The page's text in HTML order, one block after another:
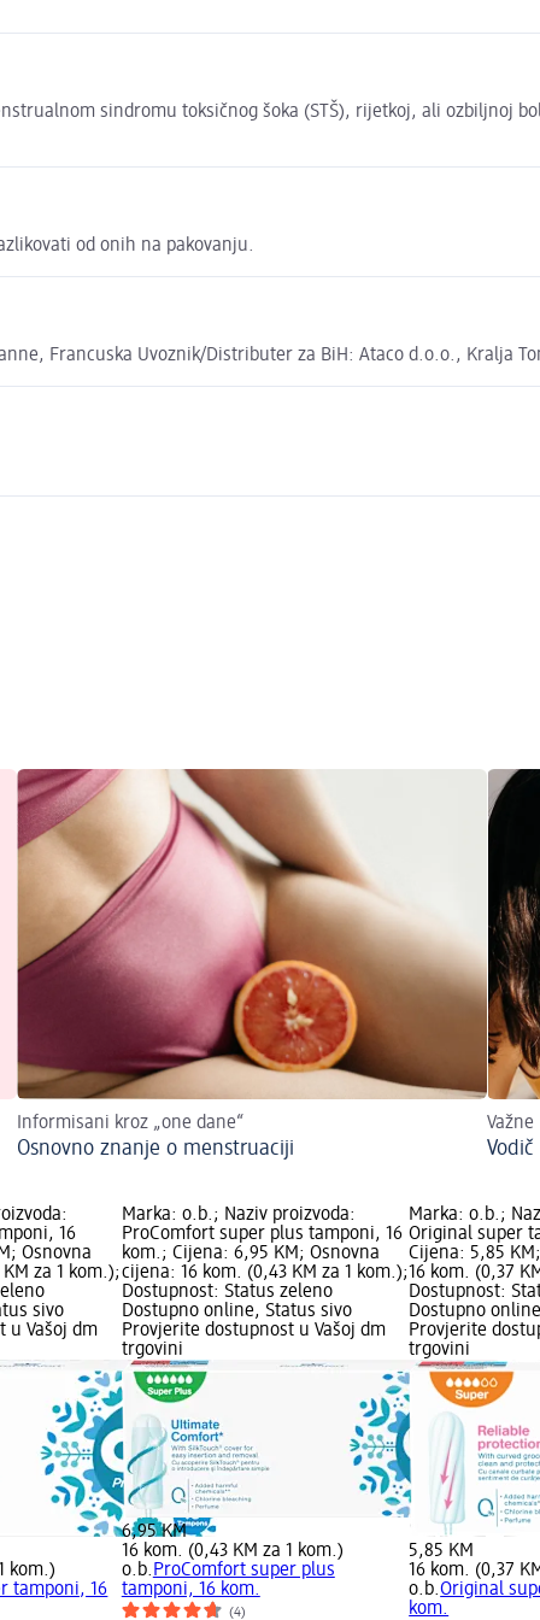
sindromu toksičnog šoka (STŠ), rijetkoj, ali ozbiljnoj
od onih na pakovanju.
Francuska Uvoznik/Distributer za BiH: Ataco d.o.o., Kralja
Informisani kroz „one dane“
Osnovno znanje o menstruaciji
16
Osnovna
za 1 kom.);
sivo
u Vašoj dm
kom.)
tamponi, 16
Marka: o.b.; Naziv proizvoda:
ProComfort super plus tamponi, 16
kom.; Cijena: 6,95 KM; Osnovna
cijena: 16 kom. (0,43 KM za 1 kom.);
Dostupnost: Status zeleno
Dostupno online, Status sivo
Provjerite dostupnost u Vašoj dm
trgovini
6,95 KM
16 kom. (0,43 KM za 1 kom.)
o.b.ProComfort super plus
tamponi, 16 kom.
(4)
Marka: o.b.;
Original super
Cijena: 5,85
16 kom. (0,37
Dostupnost:
Dostupno
Provjerite
trgovini
5,85 KM
16 kom. (0,37
o.b.Original
kom.